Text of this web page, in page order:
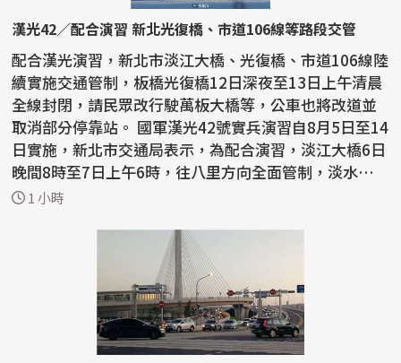
漢光42／配合演習 新北光復橋、市道106線等路段交管
配合漢光演習，新北市淡江大橋、光復橋、市道106線陸
續實施交通管制，板橋光復橋12日深夜至13日上午清晨
全線封閉，請民眾改行駛萬板大橋等，公車也將改道並
取消部分停靠站。 國軍漢光42號實兵演習自8月5日至14
日實施，新北市交通局表示，為配合演習，淡江大橋6日
晚間8時至7日上午6時，往八里方向全面管制，淡水端
沙...1 小時